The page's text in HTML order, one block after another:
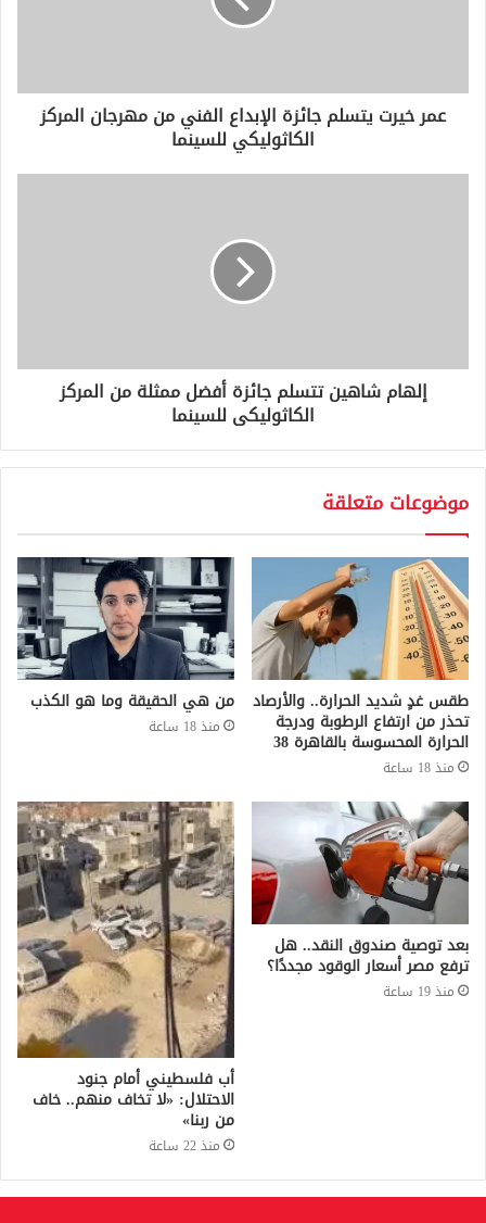
ر
عمر خيرت يتسلم جائزة الإبداع الفني من مهرجان المركز
الكاثوليكي للسينما
إلهام شاهين تتسلم جائزة أفضل ممثلة من المركز
الكاثوليكى للسينما
موضوعات متعلقة
طقس غدٍ شديد الحرارة.. والأرصاد
تحذر من ارتفاع الرطوبة ودرجة
الحرارة المحسوسة بالقاهرة 38
منذ 18 ساعة
من هي الحقيقة وما هو الكذب
منذ 18 ساعة
بعد توصية صندوق النقد.. هل
ترفع مصر أسعار الوقود مجددًا؟
منذ 19 ساعة
أب فلسطيني أمام جنود
الاحتلال: «لا تخاف منهم.. خاف
من ربنا»
منذ 22 ساعة